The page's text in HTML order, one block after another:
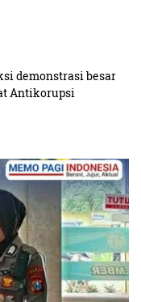
demonstrasi besar
Antikorupsi